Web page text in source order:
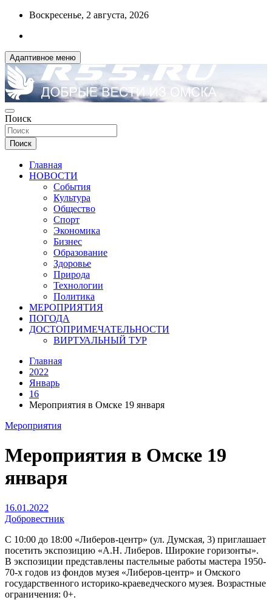
Перейти
содержимому
Воскресенье, 2 августа, 2026
Адаптивное меню
R55.RU
ДОБРЫЕ ВЕСТИ ИЗ ОМСКА
Поиск
Поиск
Главная
НОВОСТИ
События
Культура
Общество
Спорт
Экономика
Бизнес
Образование
Здоровье
Природа
Технологии
Политика
МЕРОПРИЯТИЯ
ПОГОДА
ДОСТОПРИМЕЧАТЕЛЬНОСТИ
ВИРТУАЛЬНЫЙ ТУР
Главная
2022
Январь
16
Мероприятия в Омске 19 января
Мероприятия
Мероприятия в Омске 19
января
16.01.2022
Добровестник
С 10:00 до 18:00 «Либеров-центр» (ул. Думская, 3) приглашает
посетить экспозицию «А.Н. Либеров. Широкие горизонты».
В экспозиции представлены пастельные работы мастера 1950-
70-х годов из фондов музея «Либеров-центр» и Омского
государственного историко-краеведческого музея. Возрастные
ограничения: 0+.